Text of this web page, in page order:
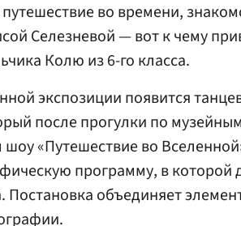
во времени,
Селезневой — вот к чему
Колю из 6-го класса.
экспозиции появится
после прогулки по
шоу «Путешествие во
программу, в которой
Постановка объединяет